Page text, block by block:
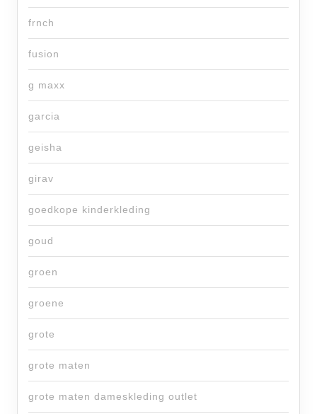
frnch
fusion
g maxx
garcia
geisha
girav
goedkope kinderkleding
goud
groen
groene
grote
grote maten
grote maten dameskleding outlet